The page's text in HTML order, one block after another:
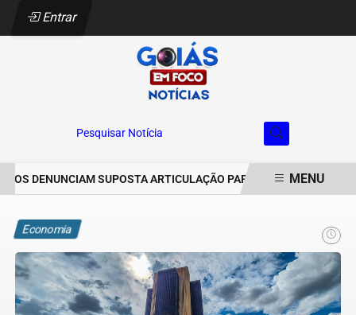
Entrar
Pesquisar Notícia
DENUNCIAM SUPOSTA ARTICULAÇÃO PARA INVASÕES DE
MENU
Economia